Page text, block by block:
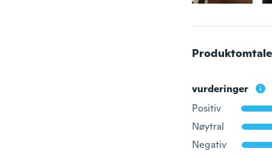
vurderinger
Positiv
Nøytral
Negativ